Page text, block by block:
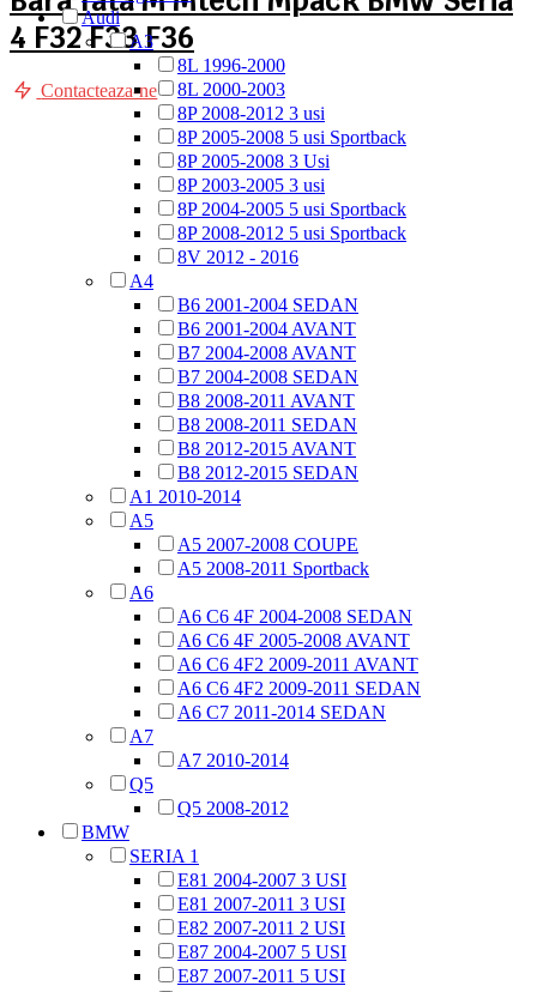
fost:
1.500 lei.
1.000 lei.
4 F32 F33 F36
Contacteaza-ne
Audi
A3
8L 1996-2000
8L 2000-2003
8P 2008-2012 3 usi
8P 2005-2008 5 usi Sportback
8P 2005-2008 3 Usi
8P 2003-2005 3 usi
8P 2004-2005 5 usi Sportback
8P 2008-2012 5 usi Sportback
8V 2012 - 2016
A4
B6 2001-2004 SEDAN
B6 2001-2004 AVANT
B7 2004-2008 AVANT
B7 2004-2008 SEDAN
B8 2008-2011 AVANT
B8 2008-2011 SEDAN
B8 2012-2015 AVANT
B8 2012-2015 SEDAN
A1 2010-2014
A5
A5 2007-2008 COUPE
A5 2008-2011 Sportback
A6
A6 C6 4F 2004-2008 SEDAN
A6 C6 4F 2005-2008 AVANT
A6 C6 4F2 2009-2011 AVANT
A6 C6 4F2 2009-2011 SEDAN
A6 C7 2011-2014 SEDAN
A7
A7 2010-2014
Q5
Q5 2008-2012
BMW
SERIA 1
E81 2004-2007 3 USI
E81 2007-2011 3 USI
E82 2007-2011 2 USI
E87 2004-2007 5 USI
E87 2007-2011 5 USI